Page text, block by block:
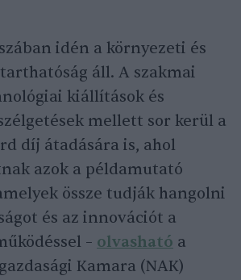
idén a környezeti és
áll. A szakmai
kiállítások és
mellett sor kerül a
díj átadására is, ahol
azok a példamutató
össze tudják hangolni
és az innovációt a
– olvasható a
Kamara (NAK)